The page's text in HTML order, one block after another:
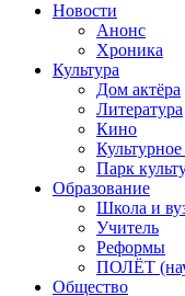
Новости
Анонс
Хроника
Культура
Дом актёра
Литература
Кино
Парк
Образование
Школа и
Учитель
Реформы
ПОЛЁТ
Общество